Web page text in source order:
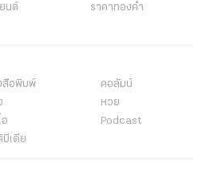
นต์
ราคาทองคำ
สือพิมพ์
คอลัมน์
หวย
Podcast
มีเดีย